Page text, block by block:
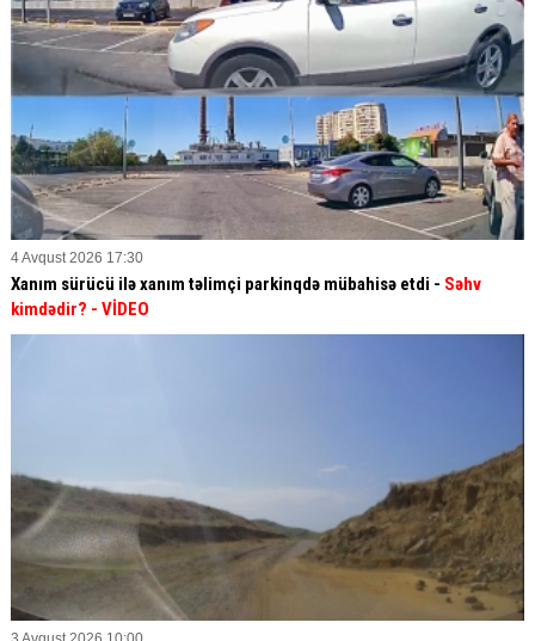
4 Avqust 2026 17:30
Xanım sürücü ilə xanım təlimçi parkinqdə mübahisə etdi - Səhv
kimdədir? - VİDEO